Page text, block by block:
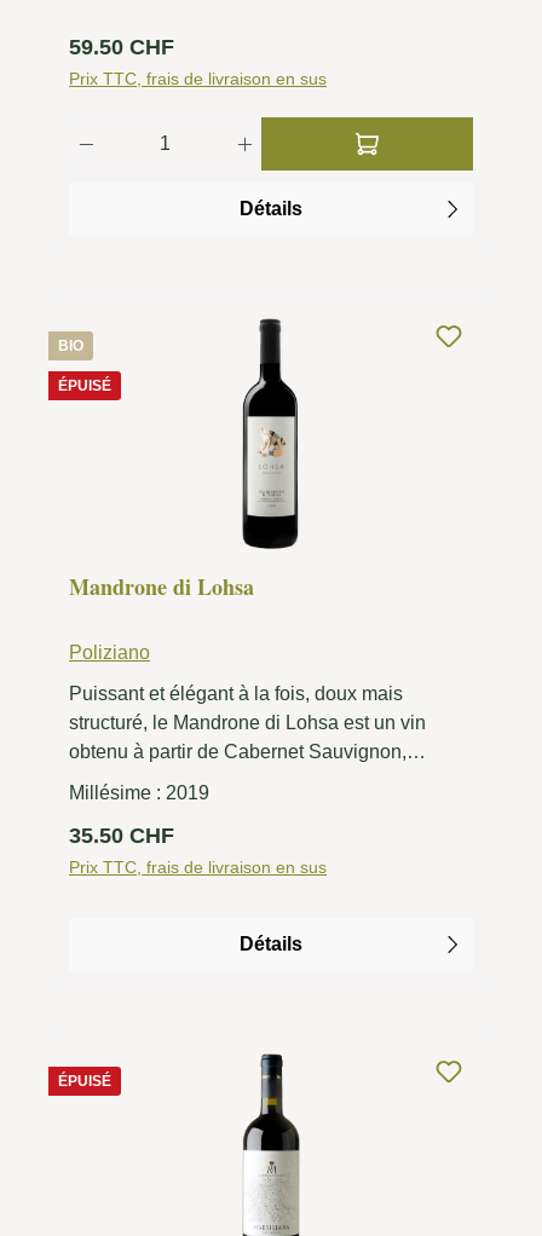
Prix régulier :
59.50 CHF
Prix TTC, frais de livraison en sus
Quantité de produit : Entrez la
Détails
BIO
ÉPUISÉ
Mandrone di Lohsa
Poliziano
Puissant et élégant à la fois, doux mais
structuré, le Mandrone di Lohsa est un vin
obtenu à partir de Cabernet Sauvignon,
principalement avec des ajouts mineurs mais
dernières variétés sont essentielles pour
donner à la Mandrone son caractère
Millésime : 2019
Prix régulier :
35.50 CHF
Prix TTC, frais de livraison en sus
Détails
ÉPUISÉ